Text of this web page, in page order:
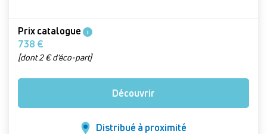
Prix catalogue i
738 €
[dont 2 € d’éco-part]
Découvrir
Distribué à proximité